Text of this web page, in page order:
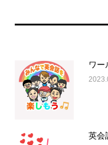
ワー
英会